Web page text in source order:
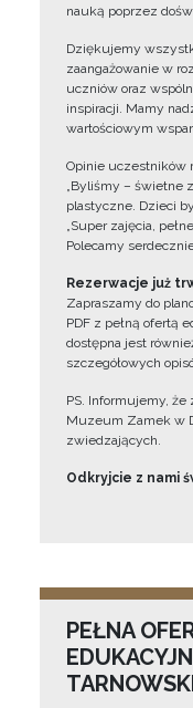
nauką poprzez
Dziękujemy
zaangażowanie w
uczniów oraz
inspiracji. Mamy
wartościowym
Opinie uczestników
„Byliśmy – świetne
plastyczne. Dzieci
„Super zajęcia,
Polecamy
Rezerwacje już
Zapraszamy do
PDF z pełną ofertą
dostępna jest
szczegółowych
PS. Informujemy, że
Muzeum Zamek w
zwiedzających.
Odkryjcie z nami
PEŁNA